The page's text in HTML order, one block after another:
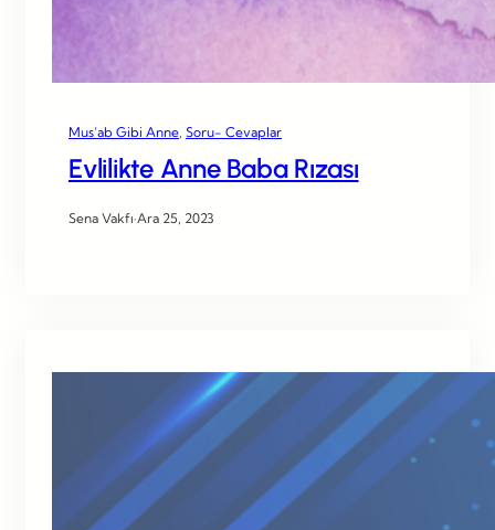
Mus’ab Gibi Anne Soru- Cevaplar
Evlilikte Anne Baba Rızası
Sena Vakfı·Ara 25, 2023